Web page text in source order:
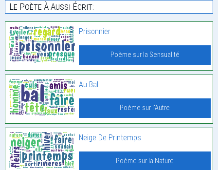
Le Poète À Aussi Écrit:
Prisonnier
Poème sur la Sensualité
Au Bal
Poème sur l'Autre
Neige De Printemps
Poème sur la Nature